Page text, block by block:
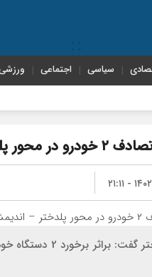
سیاسی اجتماعی
– اندیمشک
رییس جمعیت هلال